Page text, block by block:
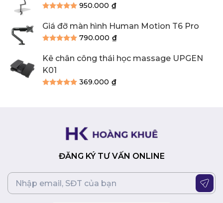
Được xếp hạng
950.000 ₫
Giá đỡ màn hình Human Motion T6 Pro
Được xếp hạng
790.000 ₫
Kê chân công thái học massage UPGEN
K01
Được xếp hạng
369.000 ₫
ĐĂNG KÝ TƯ VẤN ONLINE